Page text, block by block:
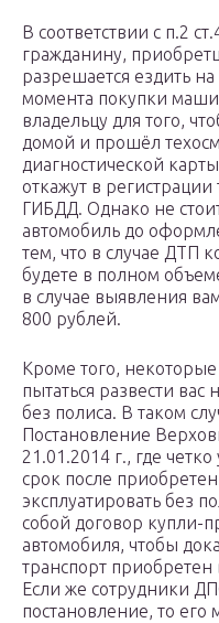
В соответствии с п.2
гражданину,
разрешается ездить
момента покупки
владельцу для того,
домой и прошёл
диагностической
откажут в
ГИБДД. Однако не
автомобиль до
тем, что в случае ДТП
будете в полном
в случае выявления
800 рублей.
Кроме того,
пытаться развести
без полиса. В таком
Постановление
21.01.2014 г., где
срок после
эксплуатировать без
собой договор купли-
автомобиля, чтобы
транспорт
Если же сотрудники
постановление, то его